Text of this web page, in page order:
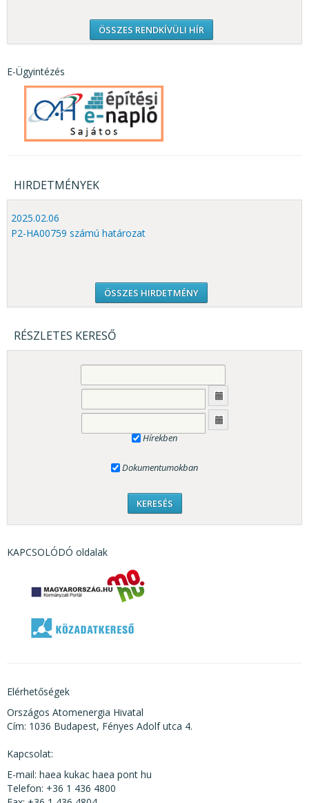
ÖSSZES RENDKÍVÜLI HÍR
E-Ügyintézés
HIRDETMÉNYEK
2025.02.06
P2-HA00759 számú határozat
ÖSSZES HIRDETMÉNY
RÉSZLETES KERESŐ
Hírekben
Dokumentumokban
KAPCSOLÓDÓ oldalak
Elérhetőségek
Országos Atomenergia Hivatal
Cím: 1036 Budapest, Fényes Adolf utca 4.
Kapcsolat:
E-mail: haea kukac haea pont hu
Telefon: +36 1 436 4800